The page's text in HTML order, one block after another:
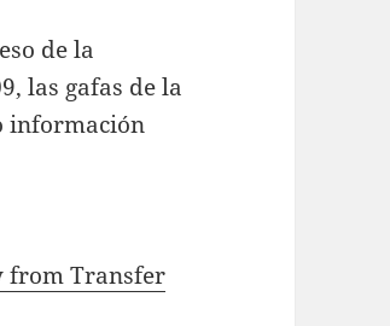
de la
las gafas de la
información
from Transfer